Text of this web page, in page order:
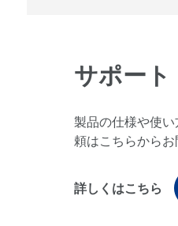
サポート
製品の仕様や使
頼はこちらからお
詳しくはこちら